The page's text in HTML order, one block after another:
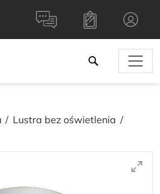
Lustra bez oświetlenia